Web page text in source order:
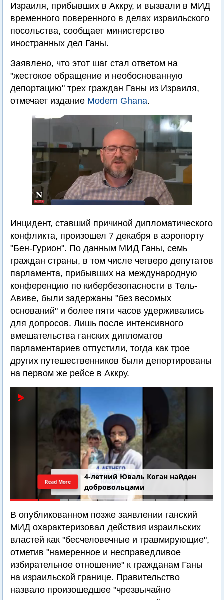
Израиля, прибывших в Аккру, и вызвали в МИД
временного поверенного в делах израильского
посольства, сообщает министерство
иностранных дел Ганы.
Заявлено, что этот шаг стал ответом на
"жестокое обращение и необоснованную
депортацию" трех граждан Ганы из Израиля,
отмечает издание Modern Ghana.
Инцидент, ставший причиной дипломатического
конфликта, произошел 7 декабря в аэропорту
"Бен-Гурион". По данным МИД Ганы, семь
граждан страны, в том числе четверо депутатов
парламента, прибывших на международную
конференцию по кибербезопасности в Тель-
Авиве, были задержаны "без весомых
оснований" и более пяти часов удерживались
для допросов. Лишь после интенсивного
вмешательства ганских дипломатов
парламентариев отпустили, тогда как трое
других путешественников были депортированы
на первом же рейсе в Аккру.
4-летний Юваль Коган найден
добровольцами
Read More
В опубликованном позже заявлении ганский
МИД охарактеризовал действия израильских
властей как "бесчеловечные и травмирующие",
отметив "намеренное и несправедливое
избирательное отношение" к гражданам Ганы
на израильской границе. Правительство
назвало произошедшее "чрезвычайно